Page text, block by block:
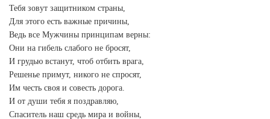
Тебя зовут защитником страны,
Для этого есть важные причины,
Ведь все Мужчины принципам верны:
Они на гибель слабого не бросят,
И грудью встанут, чтоб отбить врага,
Решенье примут, никого не спросят,
Им честь своя и совесть дорога.
И от души тебя я поздравляю,
Спаситель наш средь мира и войны,